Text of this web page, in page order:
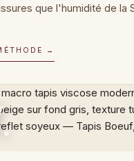
que l'humidité de la
→